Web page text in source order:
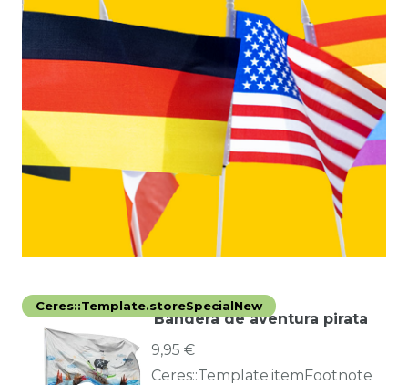
Ceres::Template.storeSpecialNew
Bandera de aventura pirata
9,95 €
Ceres::Template.itemFootnote